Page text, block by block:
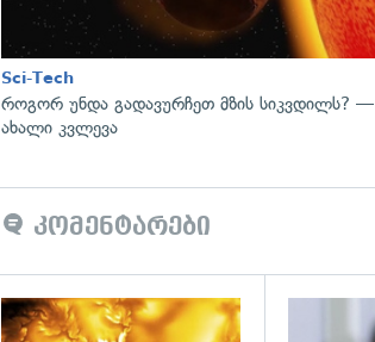
Sci-Tech
როგორ უნდა გადავურჩეთ მზის სიკვდილს? —
ახალი კვლევა
კომენტარები